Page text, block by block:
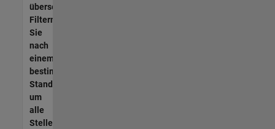
übersetzt.
Filtern
Sie
nach
einem
bestimmten
Standort,
um
alle
Stellenangebote